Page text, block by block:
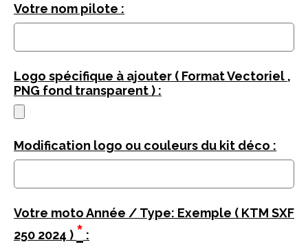
Votre nom pilote :
Logo spécifique à ajouter ( Format Vectoriel ,
PNG fond transparent ) :
Modification logo ou couleurs du kit déco :
Votre moto Année / Type: Exemple ( KTM SXF
250 2024 ) * :